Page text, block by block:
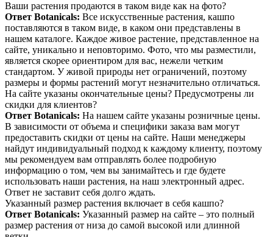
Ваши растения продаются в таком виде как на фото?
Ответ Botanicals: Все искусственные растения, кашпо
поставляются в таком виде, в каком они представлены в
нашем каталоге. Каждое живое растение, представленное на
сайте, уникально и неповторимо. Фото, что мы разместили,
является скорее ориентиром для вас, нежели четким
стандартом. У живой природы нет ограничений, поэтому
размеры и формы растений могут незначительно отличаться.
На сайте указаны окончательные цены? Предусмотрены ли
скидки для клиентов?
Ответ Botanicals: На нашем сайте указаны розничные цены.
В зависимости от объема и специфики заказа вам могут
предоставить скидки от цены на сайте. Наши менеджеры
найдут индивидуальный подход к каждому клиенту, поэтому
мы рекомендуем вам отправлять более подробную
информацию о том, чем вы занимайтесь и где будете
использовать наши растения, на наш электронный адрес.
Ответ не заставит себя долго ждать.
Указанный размер растения включает в себя кашпо?
Ответ Botanicals: Указанный размер на сайте – это полный
размер растения от низа до самой высокой или длинной